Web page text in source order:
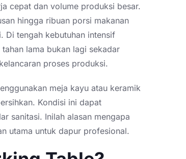
cepat dan volume produksi besar.
hingga ribuan porsi makanan
Di tengah kebutuhan intensif
lama bukan lagi sekadar
proses produksi.
meja kayu atau keramik
Kondisi ini dapat
sanitasi. Inilah alasan mengapa
utama untuk dapur profesional.